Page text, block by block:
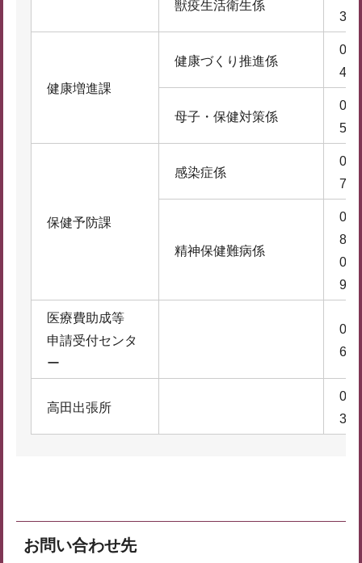
獣疫生活衛生係
3
健康増進課
健康づくり推進係
4
母子・保健対策係
5
保健予防課
感染症係
7
精神保健難病係
8
9
医療費助成等
申請受付センタ
ー
6
高田出張所
3
お問い合わせ先